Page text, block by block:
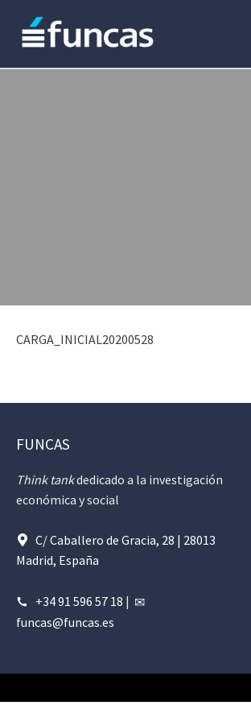
CARGA_INICIAL20200528
FUNCAS
Think tankdedicado a la investigación
económica y social
C/ Caballero de Gracia, 28 | 28013
Madrid, España
+34 91 596 57 18 |
funcas@funcas.es